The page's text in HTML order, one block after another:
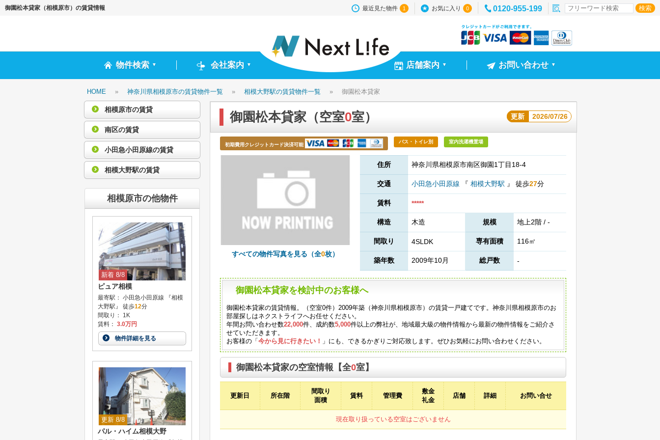
御園松本貸家（相模原市）の賃貸情報 最近見た物件 1 お気に入り 0 0120-955-199
物件検索 ▼ 会社案内 ▼ 店舗案内 ▼ お問い合わせ ▼
HOME » 神奈川県相模原市の賃貸物件一覧 » 相模大野駅の賃貸物件一覧 » 御園松本貸家
御園松本貸家（空室0室） 更新 2026/07/26
初期費用クレジットカード決済可能
バス・トイレ別 室内洗濯機置場
すべての物件写真を見る（全0枚）
住所 神奈川県相模原市南区御園1丁目18-4
交通 小田急小田原線 『 相模大野駅 』 徒歩27分
賃料 *****
構造 木造 規模 地上2階 / -
間取り 4SLDK 専有面積 116㎡
築年数 2009年10月 総戸数 -
御園松本貸家を検討中のお客様へ
御園松本貸家の賃貸情報。（空室0件）2009年築（神奈川県相模原市）の賃貸一戸建てです。神奈川県相模原市のお
部屋探しはネクストライフへお任せください。
年間お問い合わせ数22,000件、成約数5,000件以上の弊社が、地域最大級の物件情報から最新の物件情報をご紹介さ
せていただきます。
お客様の「今から見に行きたい！ 」にも、できるかぎりご対応致します。ぜひお気軽にお問い合わせください。
御園松本貸家の空室情報【全0室】
更新日 所在階
間取り
面積
賃料 管理費
敷金
礼金
店舗 詳細 お問い合せ
現在取り扱っている空室はございません
相模原市の賃貸
南区の賃貸
小田急小田原線の賃貸
相模大野駅の賃貸
相模原市の他物件
新着 8/8
ピュア相模
最寄駅： 小田急小田原線 『相模
大野駅』 徒歩12分
間取り： 1K
賃料： 3.0万円
物件詳細を見る
更新 8/8
パル・ハイム相模大野